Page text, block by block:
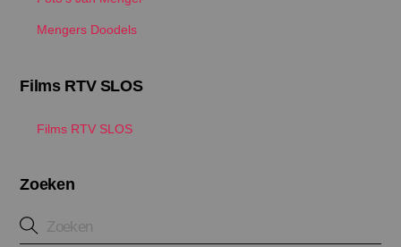
Mengers Doodels
Films RTV SLOS
Films RTV SLOS
Zoeken